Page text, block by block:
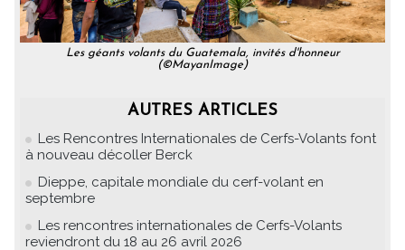
Les géants volants du Guatemala, invités d'honneur
(©MayanImage)
AUTRES ARTICLES
Les Rencontres Internationales de Cerfs-Volants font
à nouveau décoller Berck
Dieppe, capitale mondiale du cerf-volant en
septembre
Les rencontres internationales de Cerfs-Volants
reviendront du 18 au 26 avril 2026